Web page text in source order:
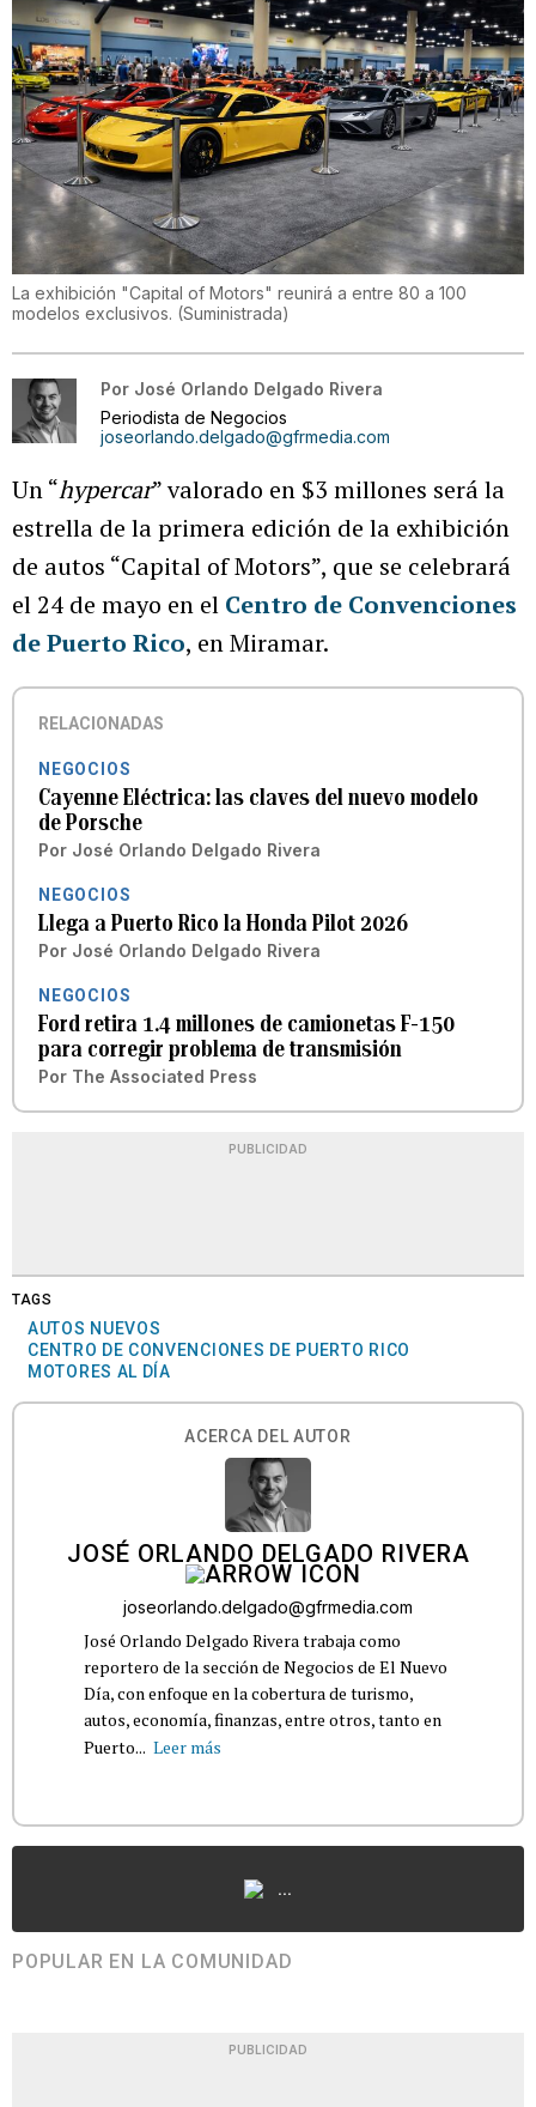
La exhibición "Capital of Motors" reunirá a entre 80 a 100
modelos exclusivos. (Suministrada)
Por José Orlando Delgado Rivera
Periodista de Negocios
joseorlando.delgado@gfrmedia.com
Un “hypercar” valorado en $3 millones será la
estrella de la primera edición de la exhibición
de autos “Capital of Motors”, que se celebrará
el 24 de mayo en el Centro de Convenciones
de Puerto Rico, en Miramar.
RELACIONADAS
NEGOCIOS
Cayenne Eléctrica: las claves del nuevo modelo
de Porsche
Por José Orlando Delgado Rivera
NEGOCIOS
Llega a Puerto Rico la Honda Pilot 2026
Por José Orlando Delgado Rivera
NEGOCIOS
Ford retira 1.4 millones de camionetas F-150
para corregir problema de transmisión
Por The Associated Press
PUBLICIDAD
TAGS
AUTOS NUEVOS
CENTRO DE CONVENCIONES DE PUERTO RICO
MOTORES AL DÍA
ACERCA DEL AUTOR
JOSÉ ORLANDO DELGADO RIVERA
joseorlando.delgado@gfrmedia.com
José Orlando Delgado Rivera trabaja como
reportero de la sección de Negocios de El Nuevo
Día, con enfoque en la cobertura de turismo,
autos, economía, finanzas, entre otros, tanto en
Puerto... Leer más
...
POPULAR EN LA COMUNIDAD
PUBLICIDAD